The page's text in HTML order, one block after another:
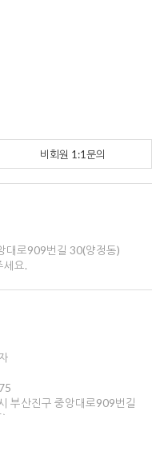
비회원 1:1문의
대로909번길 30(양정동)
세요.
부산진구 중앙대로909번길